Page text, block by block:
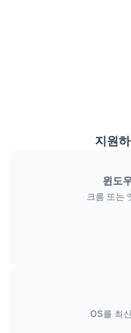
지원
윈도
크롬 또는
OS를 최